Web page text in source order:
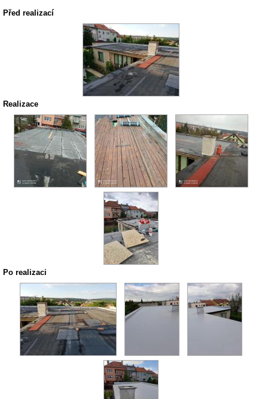
Před realizací
Realizace
Po realizaci